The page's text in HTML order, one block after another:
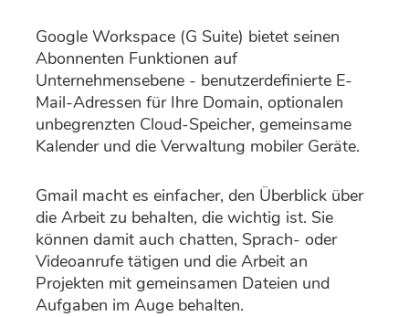
Google Workspace (G Suite) bietet seinen
Abonnenten Funktionen auf
Unternehmensebene - benutzerdefinierte E-
Mail-Adressen für Ihre Domain, optionalen
unbegrenzten Cloud-Speicher, gemeinsame
Kalender und die Verwaltung mobiler Geräte.
Gmail macht es einfacher, den Überblick über
die Arbeit zu behalten, die wichtig ist. Sie
können damit auch chatten, Sprach- oder
Videoanrufe tätigen und die Arbeit an
Projekten mit gemeinsamen Dateien und
Aufgaben im Auge behalten.